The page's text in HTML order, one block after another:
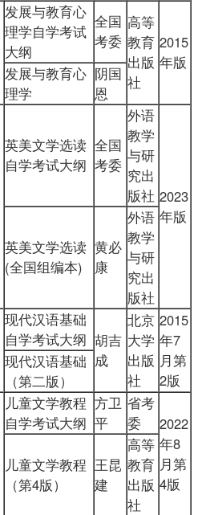
发展与教育心
理学自学考试
大纲
全国
考委
高等
教育
出版
社
2015
年版
发展与教育心
理学
阴国
恩
英美文学选读
自学考试大纲
全国
考委
外语
教学
与研
究出
版社 2023
年版
英美文学选读
(全国组编本)
黄必
康
外语
教学
与研
究出
版社
现代汉语基础
自学考试大纲 胡吉
成
北京
大学
出版
社
2015
年7
月第
2版
现代汉语基础
（第二版）
儿童文学教程
自学考试大纲
方卫
平
省考
委
2022
年8
月第
4版
儿童文学教程
（第4版）
王昆
建
高等
教育
出版
社